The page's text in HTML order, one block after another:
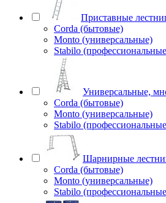
Приставные
Corda (бытовые)
Monto (универсальные)
Stabilo
Универсальные,
Corda (бытовые)
Monto (универсальные)
Stabilo
Шарнирные
Corda (бытовые)
Monto (универсальные)
Stabilo